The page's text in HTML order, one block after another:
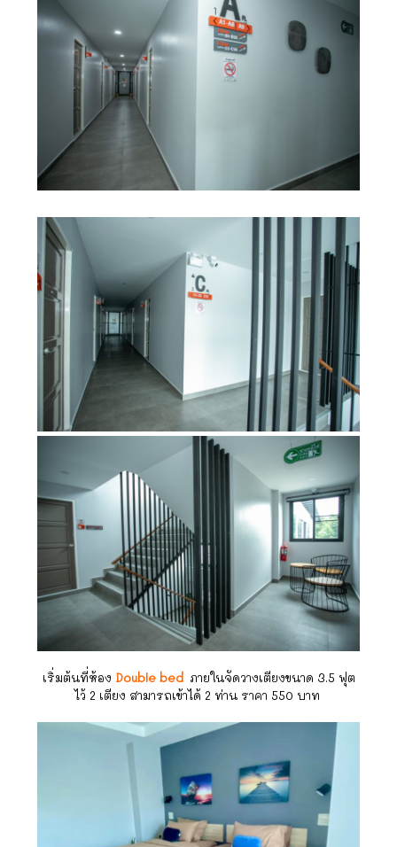
เริ่มต้นที่ห้อง Double bed ภายในจัดวางเตียงขนาด 3.5 ฟุต
ไว้ 2 เตียง สามารถเข้าได้ 2 ท่าน ราคา 550 บาท